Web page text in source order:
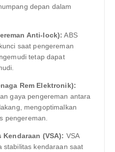
depan dalam
Anti-lock): ABS
saat pengereman
tetap dapat
Rem Elektronik):
gaya pengereman antara
mengoptimalkan
pengereman.
(VSA): VSA
stabilitas kendaraan saat